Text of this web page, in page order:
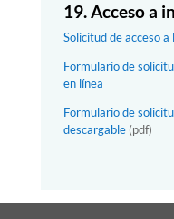
19. Acceso a
Solicitud de acceso
Formulario de
en línea
Formulario de
descargable(pdf)